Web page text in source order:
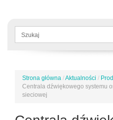
Formularz
wyszukiwania
Jesteś
tutaj
Strona główna /Aktualności /
Centrala dźwiękowego systemu
sieciowej